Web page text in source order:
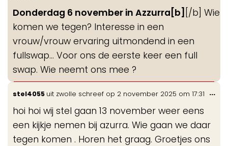
Donderdag 6 november in Azzurra[b] [/b] Wie
komen we tegen? Interesse in een
vrouw/vrouw ervaring uitmondend in een
fullswap... Voor ons de eerste keer een full
swap. Wie neemt ons mee ?
stel4055 uit zwolle schreef op 2 november 2025 om 17:31
hoi hoi wij stel gaan 13 november weer eens
een kijkje nemen bij azurra. Wie gaan we daar
tegen komen . Horen het graag. Groetjes ons
...